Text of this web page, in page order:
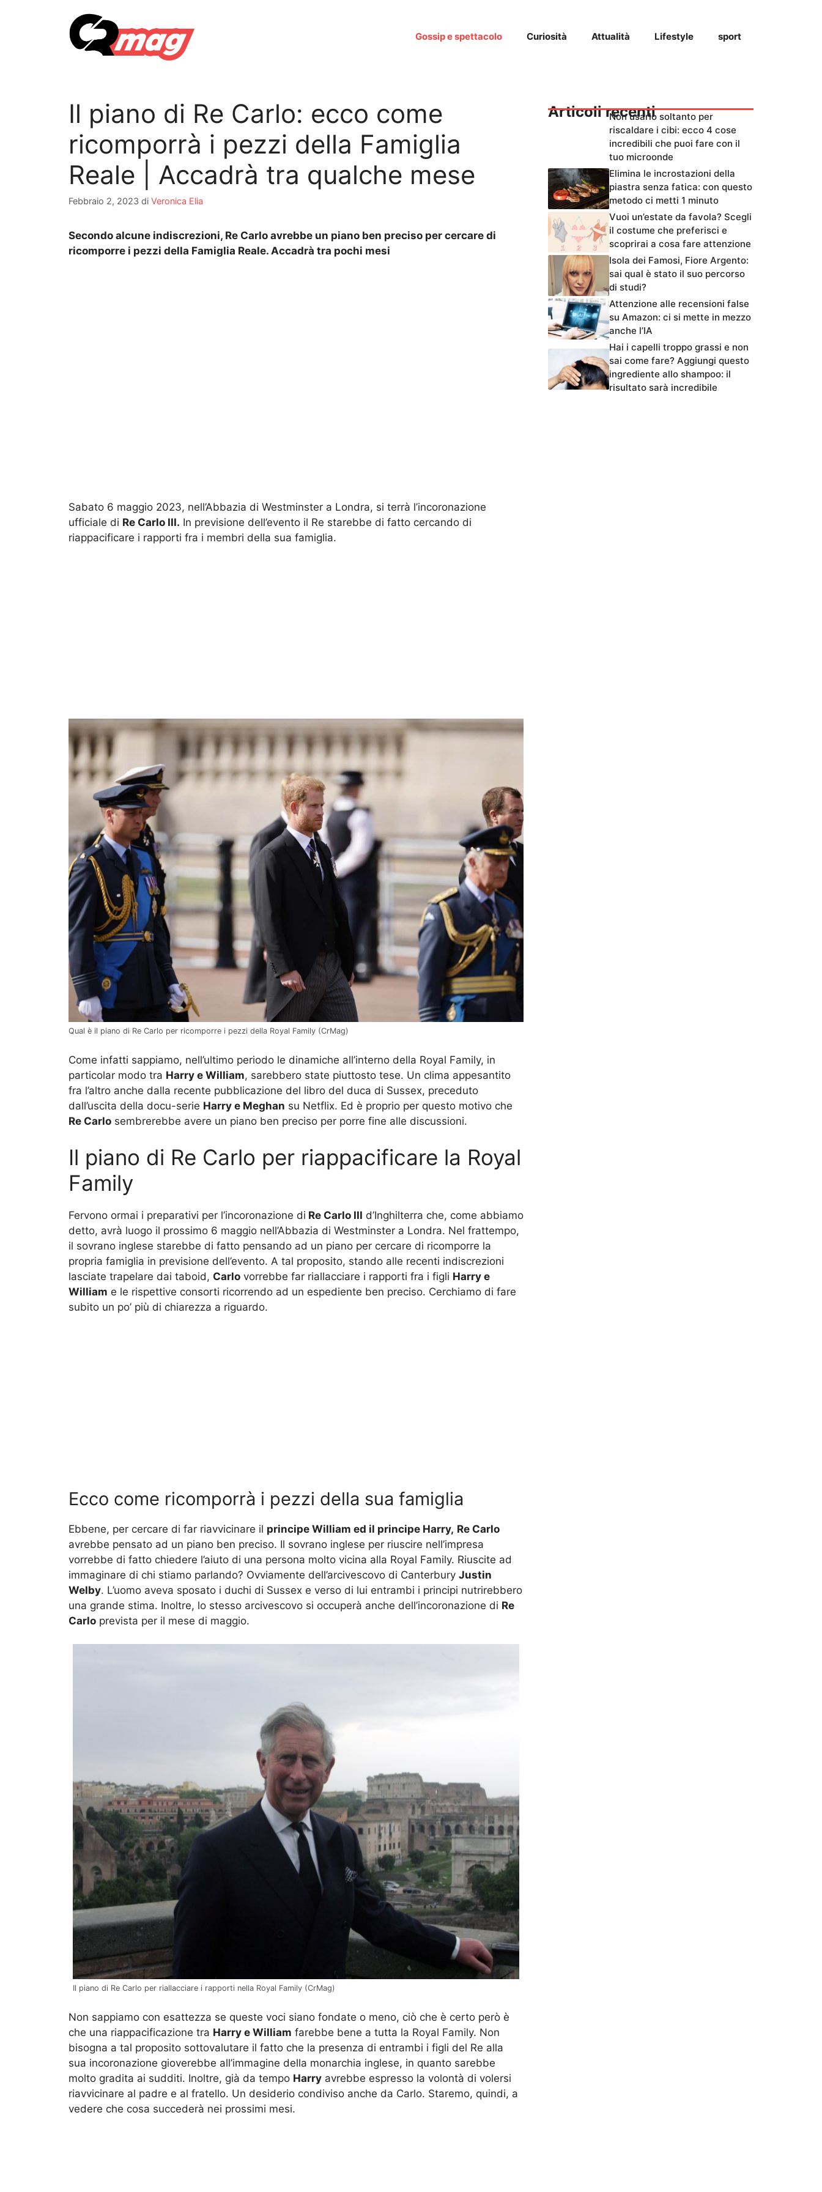
Gossip e spettacolo Curiosità Attualità Lifestyle sport
Il piano di Re Carlo: ecco come
ricomporrà i pezzi della Famiglia
Reale | Accadrà tra qualche mese
Febbraio 2, 2023 di Veronica Elia
Secondo alcune indiscrezioni, Re Carlo avrebbe un piano ben preciso per cercare di
ricomporre i pezzi della Famiglia Reale. Accadrà tra pochi mesi
Sabato 6 maggio 2023, nell’Abbazia di Westminster a Londra, si terrà l’incoronazione
ufficiale di Re Carlo III. In previsione dell’evento il Re starebbe di fatto cercando di
riappacificare i rapporti fra i membri della sua famiglia.
Qual è il piano di Re Carlo per ricomporre i pezzi della Royal Family (CrMag)
Come infatti sappiamo, nell’ultimo periodo le dinamiche all’interno della Royal Family, in
particolar modo tra Harry e William, sarebbero state piuttosto tese. Un clima appesantito
fra l’altro anche dalla recente pubblicazione del libro del duca di Sussex, preceduto
dall’uscita della docu-serie Harry e Meghan su Netflix. Ed è proprio per questo motivo che
Re Carlo sembrerebbe avere un piano ben preciso per porre fine alle discussioni.
Il piano di Re Carlo per riappacificare la Royal
Family
Fervono ormai i preparativi per l’incoronazione di Re Carlo III d’Inghilterra che, come abbiamo
detto, avrà luogo il prossimo 6 maggio nell’Abbazia di Westminster a Londra. Nel frattempo,
il sovrano inglese starebbe di fatto pensando ad un piano per cercare di ricomporre la
propria famiglia in previsione dell’evento. A tal proposito, stando alle recenti indiscrezioni
lasciate trapelare dai taboid, Carlo vorrebbe far riallacciare i rapporti fra i figli Harry e
William e le rispettive consorti ricorrendo ad un espediente ben preciso. Cerchiamo di fare
subito un po’ più di chiarezza a riguardo.
Ecco come ricomporrà i pezzi della sua famiglia
Ebbene, per cercare di far riavvicinare il principe William ed il principe Harry, Re Carlo
avrebbe pensato ad un piano ben preciso. Il sovrano inglese per riuscire nell’impresa
vorrebbe di fatto chiedere l’aiuto di una persona molto vicina alla Royal Family. Riuscite ad
immaginare di chi stiamo parlando? Ovviamente dell’arcivescovo di Canterbury Justin
Welby. L’uomo aveva sposato i duchi di Sussex e verso di lui entrambi i principi nutrirebbero
una grande stima. Inoltre, lo stesso arcivescovo si occuperà anche dell’incoronazione di Re
Carlo prevista per il mese di maggio.
Il piano di Re Carlo per riallacciare i rapporti nella Royal Family (CrMag)
Non sappiamo con esattezza se queste voci siano fondate o meno, ciò che è certo però è
che una riappacificazione tra Harry e William farebbe bene a tutta la Royal Family. Non
bisogna a tal proposito sottovalutare il fatto che la presenza di entrambi i figli del Re alla
sua incoronazione gioverebbe all’immagine della monarchia inglese, in quanto sarebbe
molto gradita ai sudditi. Inoltre, già da tempo Harry avrebbe espresso la volontà di volersi
riavvicinare al padre e al fratello. Un desiderio condiviso anche da Carlo. Staremo, quindi, a
vedere che cosa succederà nei prossimi mesi.
Articoli recentiNon usarlo soltanto per
riscaldare i cibi: ecco 4 cose
incredibili che puoi fare con il
tuo microonde
Elimina le incrostazioni della
piastra senza fatica: con questo
metodo ci metti 1 minuto
Vuoi un’estate da favola? Scegli
il costume che preferisci e
scoprirai a cosa fare attenzione
Isola dei Famosi, Fiore Argento:
sai qual è stato il suo percorso
di studi?
Attenzione alle recensioni false
su Amazon: ci si mette in mezzo
anche l’IA
Hai i capelli troppo grassi e non
sai come fare? Aggiungi questo
ingrediente allo shampoo: il
risultato sarà incredibile